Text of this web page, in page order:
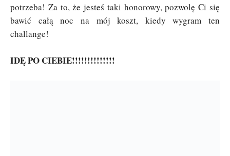
potrzeba! Za to, że jesteś taki honorowy, pozwolę Ci się
bawić całą noc na mój koszt, kiedy wygram ten
challange!
IDĘ PO CIEBIE!!!!!!!!!!!!!!